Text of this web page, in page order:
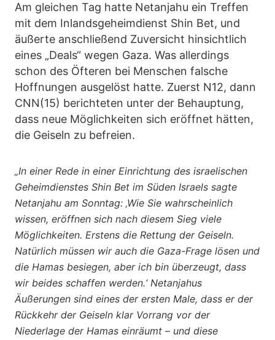
Am gleichen Tag hatte Netanjahu ein Treffen
mit dem Inlandsgeheimdienst Shin Bet, und
äußerte anschließend Zuversicht hinsichtlich
eines „Deals“ wegen Gaza. Was allerdings
schon des Öfteren bei Menschen falsche
Hoffnungen ausgelöst hatte. Zuerst N12, dann
CNN(15) berichteten unter der Behauptung,
dass neue Möglichkeiten sich eröffnet hätten,
die Geiseln zu befreien.
„In einer Rede in einer Einrichtung des israelischen
Geheimdienstes Shin Bet im Süden Israels sagte
Netanjahu am Sonntag: ‚Wie Sie wahrscheinlich
wissen, eröffnen sich nach diesem Sieg viele
Möglichkeiten. Erstens die Rettung der Geiseln.
Natürlich müssen wir auch die Gaza-Frage lösen und
die Hamas besiegen, aber ich bin überzeugt, dass
wir beides schaffen werden.‘ Netanjahus
Äußerungen sind eines der ersten Male, dass er der
Rückkehr der Geiseln klar Vorrang vor der
Niederlage der Hamas einräumt – und diese